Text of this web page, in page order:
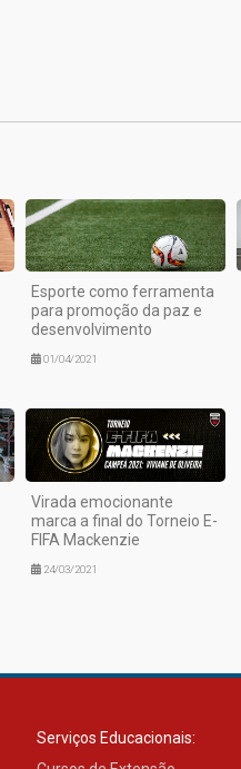
Esporte como ferramenta
para promoção da paz e
desenvolvimento
01/04/2021
Virada emocionante
marca a final do Torneio E-
FIFA Mackenzie
24/03/2021
Serviços Educacionais: